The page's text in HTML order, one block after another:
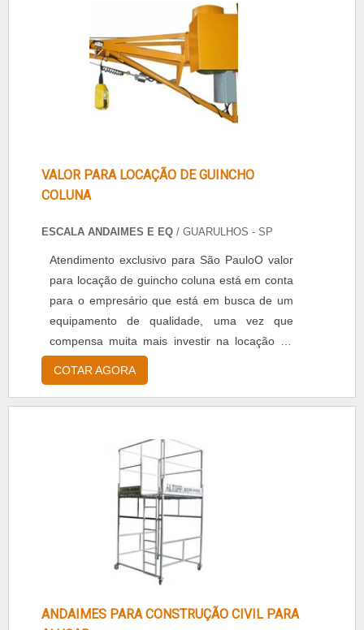
VALOR PARA LOCAÇÃO DE GUINCHO
COLUNA
ESCALA ANDAIMES E EQ / GUARULHOS - SP
Atendimento exclusivo para São PauloO valor
para locação de guincho coluna está em conta
para o empresário que está em busca de um
equipamento de qualidade, uma vez que
compensa muita mais investir na locação de
um guincho coluna, pois ele será usado
apenas em um determinado espaço de tempo,
deverão ser tomados depois.É UM
EQUIPAMENTO MUITO UTILIZADOCada vez
mais procurado no mercado, o guincho coluna
é um equipamento.
COTAR AGORA
ANDAIMES PARA CONSTRUÇÃO CIVIL PARA